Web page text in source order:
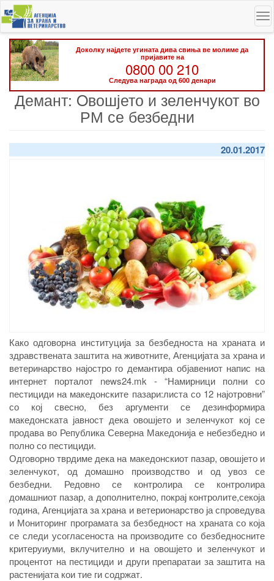
Skip
to
main
content
Доколку најдете угината дива свиња ве молиме да
пријавите на
0800 00 210
Следува награда од 600 денари
Демант: Oвошјето и зеленчукот во
РМ се безбедни
20.01.2017
Како одговорна институција за безбедноста на храната и
здравствената заштита на животните, Агенцијата за храна и
ветеринарство најостро го демантира објавениот напис на
интернет порталот news24.mk - “Намирници полни со
пестициди на македонските пазари:листа со 12 најотровни”
со кој свесно, без аргументи се дезинформира
македонската јавност дека овошјето и зеленчукот кој се
продава во Република Северна Македонија е небезбедно и
полно со пестициди.
Одговорно тврдиме дека на македонскиот пазар, овошјето и
зеленчукот, од домашно производство и од увоз се
безбедни. Редовно се контролира се контролира
домашниот пазар, а дополнително, покрај контролите,секоја
година, Агенцијата за храна и ветерионарство ја спроведува
и Мониторинг програмата за безбедност на храната со која
се следи усогласеноста на производите со безбедносните
критеруиуми, вклучително и на овошјето и зеленчукот и
процентот на пестициди и други препаратаи за заштита на
растенијата кои тие ги содржат.